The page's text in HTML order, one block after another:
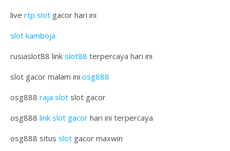
live rtp slot gacor hari ini
slot kamboja
rusiaslot88 link slot88 terpercaya hari ini
slot gacor malam ini osg888
osg888 raja slot slot gacor
osg888 link slot gacor hari ini terpercaya
osg888 situs slot gacor maxwin